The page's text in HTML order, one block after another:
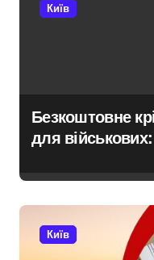
Київ
Безкоштовне
для військових:
Київ